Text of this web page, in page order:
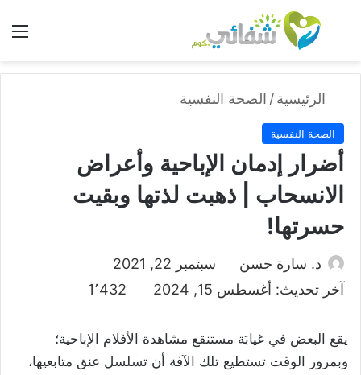
بحث عن
الرئيسية/ الصحة النفسية
الصحة النفسية
أضرار إدمان الإباحية وأعراض
الانسحاب | ذهبت لذتها وبقيت
حسرتها!
د. سارة حسن
سبتمبر 22, 2021
آخر تحديث: أغسطس 15, 2024
1٬432
يقع البعض في غيابَة مستنقع مشاهدة الأفلام الإباحية؛
وبمرور الوقت تستطيع تلك الآفة أن تسلسل عنق متابعيها،